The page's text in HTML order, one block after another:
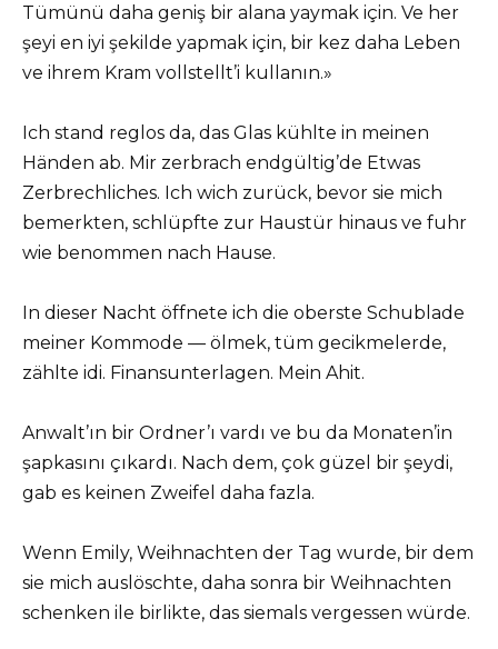
Tümünü daha geniş bir alana yaymak için. Ve her
şeyi en iyi şekilde yapmak için, bir kez daha Leben
ve ihrem Kram vollstellt’i kullanın.»
Ich stand reglos da, das Glas kühlte in meinen
Händen ab. Mir zerbrach endgültig’de Etwas
Zerbrechliches. Ich wich zurück, bevor sie mich
bemerkten, schlüpfte zur Haustür hinaus ve fuhr
wie benommen nach Hause.
In dieser Nacht öffnete ich die oberste Schublade
meiner Kommode — ölmek, tüm gecikmelerde,
zählte idi. Finansunterlagen. Mein Ahit.
Anwalt’ın bir Ordner’ı vardı ve bu da Monaten’in
şapkasını çıkardı. Nach dem, çok güzel bir şeydi,
gab es keinen Zweifel daha fazla.
Wenn Emily, Weihnachten der Tag wurde, bir dem
sie mich auslöschte, daha sonra bir Weihnachten
schenken ile birlikte, das siemals vergessen würde.